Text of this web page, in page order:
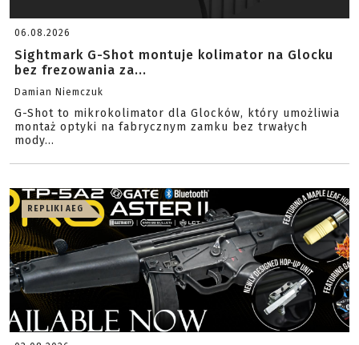
06.08.2026
Sightmark G-Shot montuje kolimator na Glocku
bez frezowania za...
Damian Niemczuk
G-Shot to mikrokolimator dla Glocków, który umożliwia
montaż optyki na fabrycznym zamku bez trwałych
mody...
REPLIKI AEG